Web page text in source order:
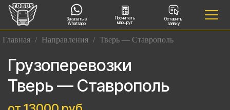
Заказать в
Whatsapp
Посчитать
маршрут
Оставить
заявку
Главная / Направления / Тверь — Ставрополь
Грузоперевозки
Тверь — Ставрополь